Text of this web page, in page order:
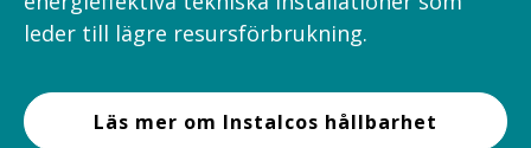
leder till lägre resursförbrukning.
Läs mer om Instalcos hållbarhet